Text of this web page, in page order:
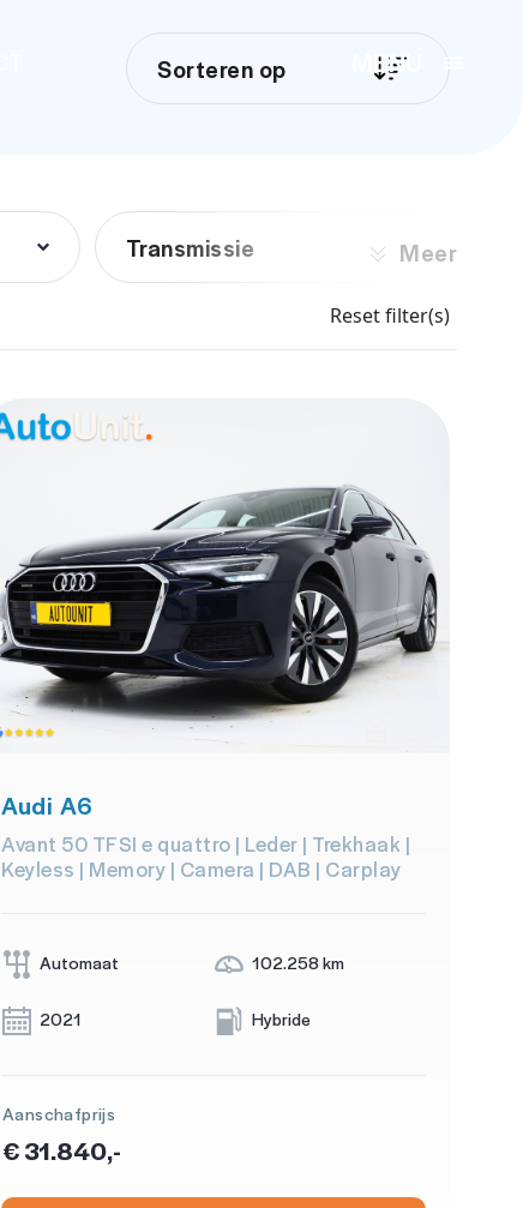
MENU
Sorteren op
Transmissie Meer
Reset filter(s)
Audi A6
Avant 50 TFSI e quattro | Leder | Trekhaak |
Keyless | Memory | Camera | DAB | Carplay
Automaat 102.258 km
2021 Hybride
Aanschafprijs
€ 31.840,-